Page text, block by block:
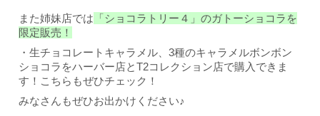
また姉妹店では 「ショコラトリー４」のガトーショコラを
限定販売！
・生チョコレートキャラメル、3種のキャラメルボンボン
ショコラをハーバー店とT2コレクション店で購入できま
す！こちらもぜひチェック！
みなさんもぜひお出かけください♪